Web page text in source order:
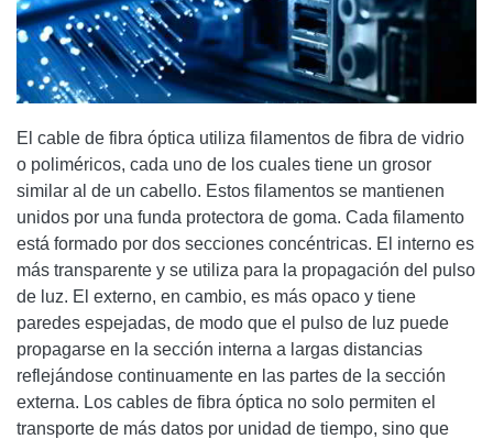
El cable de fibra óptica utiliza filamentos de fibra de vidrio
o poliméricos, cada uno de los cuales tiene un grosor
similar al de un cabello. Estos filamentos se mantienen
unidos por una funda protectora de goma. Cada filamento
está formado por dos secciones concéntricas. El interno es
más transparente y se utiliza para la propagación del pulso
de luz. El externo, en cambio, es más opaco y tiene
paredes espejadas, de modo que el pulso de luz puede
propagarse en la sección interna a largas distancias
reflejándose continuamente en las partes de la sección
externa. Los cables de fibra óptica no solo permiten el
transporte de más datos por unidad de tiempo, sino que